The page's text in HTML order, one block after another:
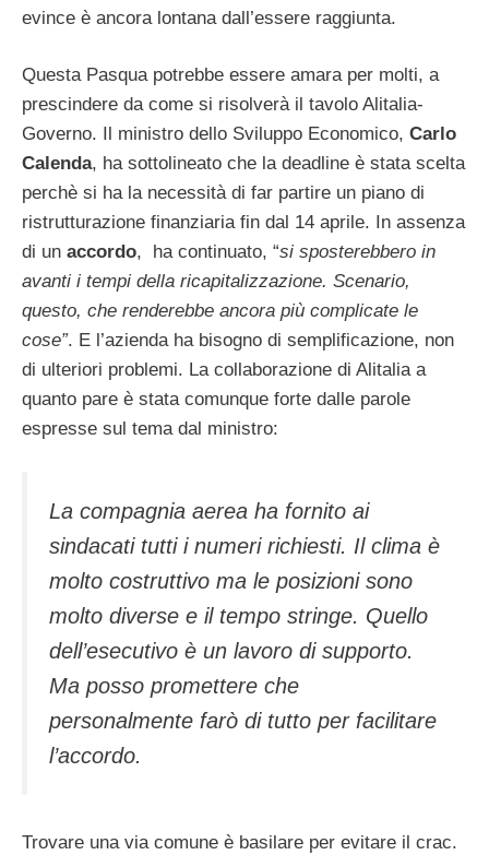
evince è ancora lontana dall’essere raggiunta.
Questa Pasqua potrebbe essere amara per molti, a
prescindere da come si risolverà il tavolo Alitalia-
Governo. Il ministro dello Sviluppo Economico, Carlo
Calenda, ha sottolineato che la deadline è stata scelta
perchè si ha la necessità di far partire un piano di
ristrutturazione finanziaria fin dal 14 aprile. In assenza
di un accordo, ha continuato, “si sposterebbero in
avanti i tempi della ricapitalizzazione. Scenario,
questo, che renderebbe ancora più complicate le
cose”. E l’azienda ha bisogno di semplificazione, non
di ulteriori problemi. La collaborazione di Alitalia a
quanto pare è stata comunque forte dalle parole
espresse sul tema dal ministro:
La compagnia aerea ha fornito ai
sindacati tutti i numeri richiesti. Il clima è
molto costruttivo ma le posizioni sono
molto diverse e il tempo stringe. Quello
dell’esecutivo è un lavoro di supporto.
Ma posso promettere che
personalmente farò di tutto per facilitare
l’accordo.
Trovare una via comune è basilare per evitare il crac.